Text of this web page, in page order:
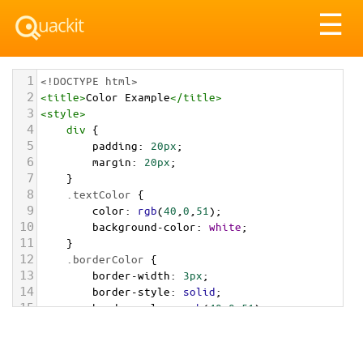
☰
1 <!DOCTYPE html>
2 <title>Color Example</title>
3 <style>
4 div {
5 padding: 20px;
6 margin: 20px;
7 }
8 .textColor {
9 color: rgb(40 0 51 );
10 background-color: white;
11 }
12 .borderColor {
13 border-width: 3px;
14 border-style: solid;
15 border-color: rgb(40,0,51);